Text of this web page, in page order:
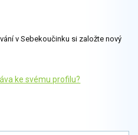
v Sebekoučinku si založte nový
ke svému profilu?